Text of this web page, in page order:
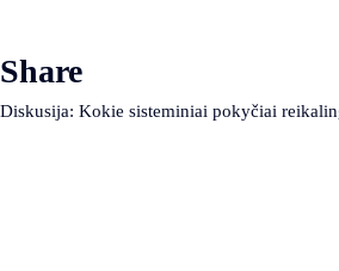
Share
Diskusija: Kokie sisteminiai pokyčiai